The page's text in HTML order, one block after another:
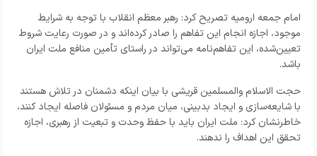
امام‌ جمعه ارومیه تصریح کرد: رهبر معظم انقلاب با توجه به شرایط
موجود، اجازه انجام این تفاهم را صادر کرده‌اند و در صورت رعایت شروط
تعیین‌شده، این تفاهم‌نامه می‌تواند در راستای تأمین منافع ملت ایران
باشد.
حجت الاسلام والمسلمین قریشی با بیان اینکه دشمنان در تلاش هستند
با شایعه‌سازی و ایجاد بدبینی، میان مردم و مسئولان فاصله ایجاد کنند،
خاطرنشان کرد: ملت ایران باید با حفظ وحدت و تبعیت از رهبری، اجازه
تحقق این اهداف را ندهند.